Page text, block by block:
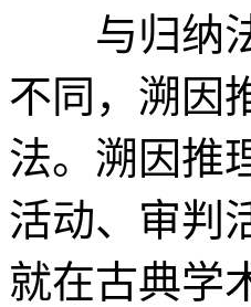
与归纳法
不同，溯因
法。溯因推
活动、审判
就在古典学